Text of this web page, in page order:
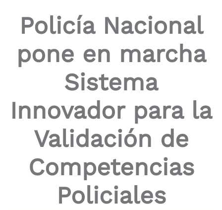
shortcut
activates
help
Policía Nacional
pone en marcha
Sistema
Innovador para la
Validación de
Competencias
Policiales